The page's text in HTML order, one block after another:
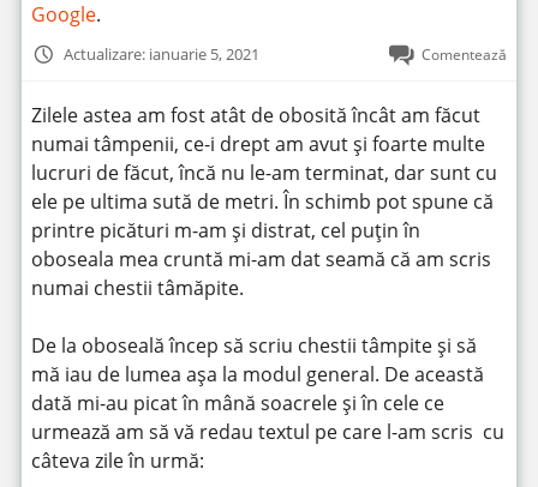
Google.
Actualizare: ianuarie 5, 2021 Comentează
Zilele astea am fost atât de obosită încât am făcut
numai tâmpenii, ce-i drept am avut și foarte multe
lucruri de făcut, încă nu le-am terminat, dar sunt cu
ele pe ultima sută de metri. În schimb pot spune că
printre picături m-am și distrat, cel puțin în
oboseala mea cruntă mi-am dat seamă că am scris
numai chestii tâmăpite.
De la oboseală încep să scriu chestii tâmpite și să
mă iau de lumea așa la modul general. De această
dată mi-au picat în mână soacrele și în cele ce
urmează am să vă redau textul pe care l-am scris cu
câteva zile în urmă: